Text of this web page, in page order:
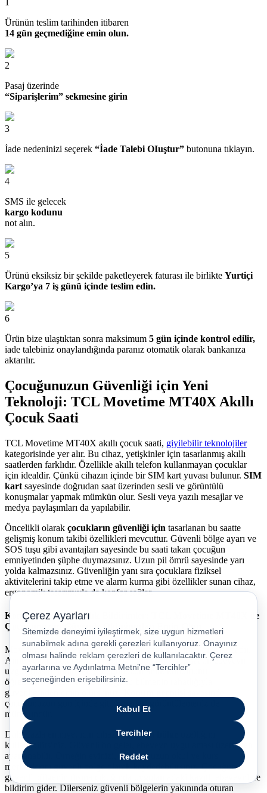
Ürünün teslim tarihinden itibaren
14 gün geçmediğine emin olun.
2
Pasaj üzerinde
“Siparişlerim” sekmesine girin
3
İade nedeninizi seçerek “İade Talebi OIuştur” butonuna tıklayın.
4
SMS ile gelecek
kargo kodunu
not alın.
5
Ürünü eksiksiz bir şekilde paketleyerek faturası ile birlikte Yurtiçi
Kargo’ya 7 iş günü içinde teslim edin.
6
Ürün bize ulaştıktan sonra maksimum 5 gün içinde kontrol edilir,
iade talebiniz onaylandığında paranız otomatik olarak bankanıza
aktarılır.
Çocuğunuzun Güvenliği için Yeni
Teknoloji: TCL Movetime MT40X Akıllı
Çocuk Saati
TCL Movetime MT40X akıllı çocuk saati, giyilebilir teknolojiler
kategorisinde yer alır. Bu cihaz, yetişkinler için tasarlanmış akıllı
saatlerden farklıdır. Özellikle akıllı telefon kullanmayan çocuklar
için idealdir. Çünkü cihazın içinde bir SIM kart yuvası bulunur. SIM
kart sayesinde doğrudan saat üzerinden sesli ve görüntülü
konuşmalar yapmak mümkün olur. Sesli veya yazılı mesajlar ve
medya paylaşımları da yapılabilir.
Öncelikli olarak çocukların güvenliği için tasarlanan bu saatte
gelişmiş konum takibi özellikleri mevcuttur. Güvenli bölge ayarı ve
SOS tuşu gibi avantajları sayesinde bu saati takan çocuğun
emniyetinden şüphe duymazsınız. Uzun pil ömrü sayesinde yarı
yolda kalmazsınız. Güvenliğin yanı sıra çocuklara fiziksel
aktivitelerini takip etme ve alarm kurma gibi özellikler sunan cihaz,
ergonomik tasarımıyla da konfor sağlar.
Konum Takibi ve Anlık Bildirimler: TCL Movetime MT40X ile
Çocuğunuzun Güvende Olduğundan Emin Olun
Movetime MT40X akıllı saatte çocukların güvenliği ön plandadır.
Anne ve baba olarak sizler cep telefonlarınızabu saatin ebeveyn
uygulamasını indirerek çocuğunuzun anlık konumunu
öğrenebilirsiniz. Nerede olduğunu bilmenin rahatlığıyla
güvenliğinden emin olursunuz.
çocuğunuzun gün içinde gittiği yerleri görüntülemeniz de
mümkündür.
Daha fazla emniyet için cihazıngüvenli bölge
kullanabilirsiniz. Güvenli bölgeler, ebeveyn uygulaması üzerinden
ayarlanabilir. Örneğin evinizi, çocuğunuzun okul ve kurs
merkezlerini güvenli bölge olarak kaydedebilirsiniz. Çocuğunuz
güvenli bölgenin dışına çıktığında uygulamadaki kayıtlı ebeveynlere
bildirim gider. Dilerseniz güvenli bölgelerin yakınında oturan